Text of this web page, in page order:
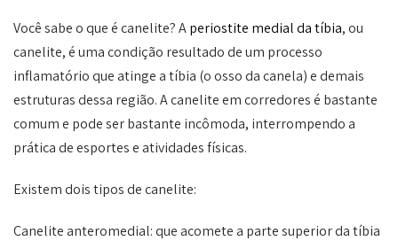
Você sabe o que é canelite? Aperiostite medial da tíbia, ou
canelite, é uma condição resultado de um processo
inflamatório que atinge a tíbia (o osso da canela) e demais
estruturas dessa região. A canelite em corredores é bastante
comum e pode ser bastante incômoda, interrompendo a
prática de esportes e atividades físicas.
Existem dois tipos de canelite:
Canelite anteromedial: que acomete a parte superior da tíbia